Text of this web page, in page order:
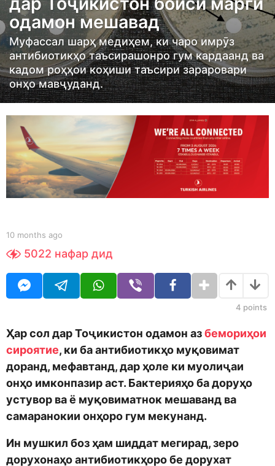
t
h
s
a
g
o
1
0
n
t
h
a
g
одамон мешавад
Муфассал шарҳ медиҳем, ки чаро имрӯз
антибиотикҳо таъсирашонро гум кардаанд ва
кадом роҳҳои коҳиши таъсири зараровари
онҳо мавҷуданд.
b
S
h
d
n
10 months ago
m
n
t
g
o
5022 нафар дид
4 points
Ҳар сол дар Тоҷикистон одамон азбемориҳои
сироятие, ки ба антибиотикҳо муқовимат
доранд, мефавтанд, дар ҳоле ки муолиҷаи
онҳо имконпазир аст. Бактерияҳо ба доруҳо
устувор ва ё муқовиматнок мешаванд ва
самаранокии онҳоро гум мекунанд.
Ин мушкил боз ҳам шиддат мегирад, зеро
дорухонаҳо антибиотикҳоро бе дорухат